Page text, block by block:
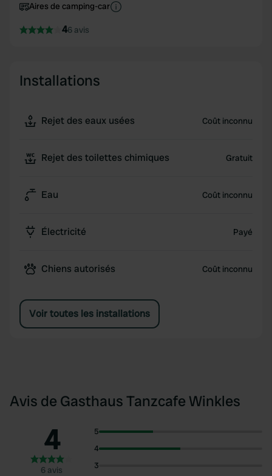
Aires de camping-car
46 avis
Installations
Rejet des eaux usées Coût inconnu
Rejet des toilettes chimiques Gratuit
Eau Coût inconnu
Électricité Payé
Chiens autorisés Coût inconnu
Voir toutes les installations
Avis de Gasthaus Tanzcafe Winkles
4
6 avis
5
4
3